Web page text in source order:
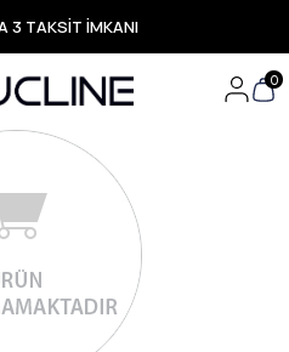
3 TAKSİT İMKANI
ÜCRETSİZ KARGO
Özel Fırsatlar
Hızlı Teslimat
0